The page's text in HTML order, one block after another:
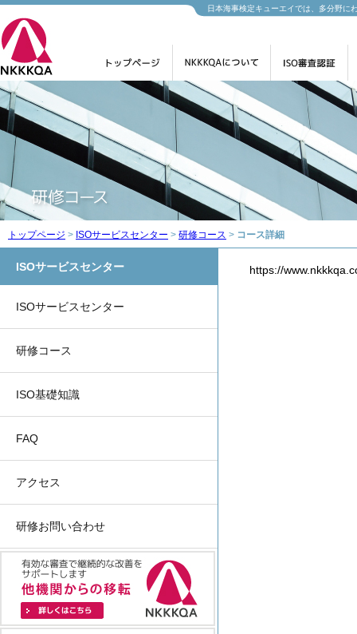
日本海事検定キューエイでは、多分野に
トップページ > ISOサービスセンター > 研修コース > コース詳細
ISOサービスセンター
ISOサービスセンター
研修コース
ISO基礎知識
FAQ
アクセス
研修お問い合わせ
https://